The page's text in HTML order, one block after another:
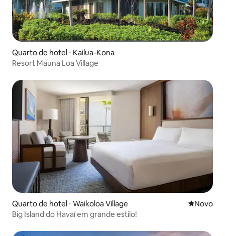
Quarto de hotel ⋅ Kailua-Kona
Resort Mauna Loa Village
Quarto de hotel ⋅ Waikoloa Village Novo
Novo
Big Island do Havaí em grande estilo!